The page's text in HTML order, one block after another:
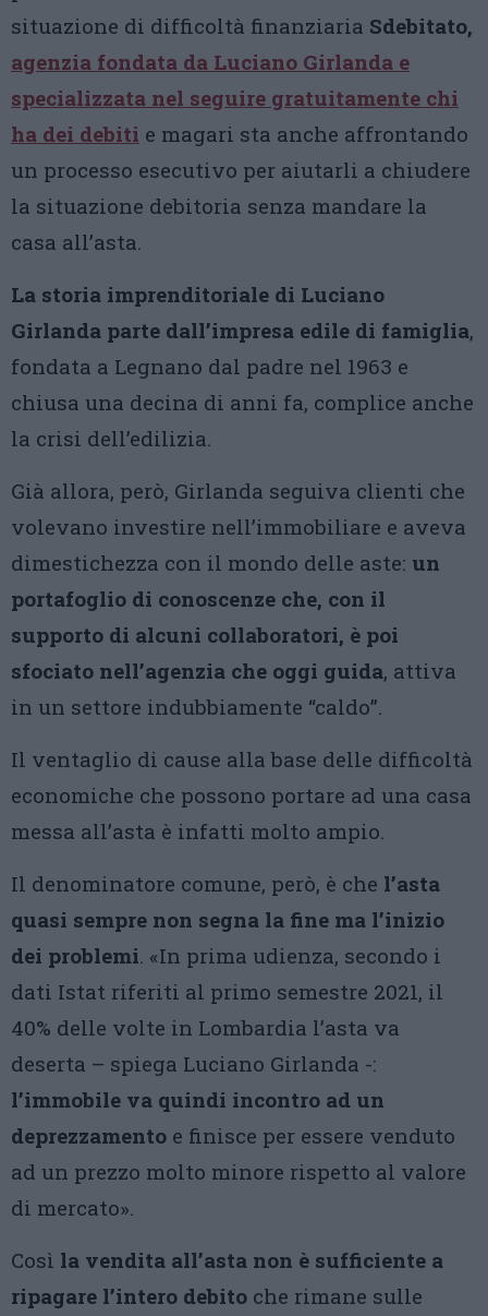
situazione di difficoltà finanziaria Sdebitato,
agenzia fondata da Luciano Girlanda e
specializzata nel seguire gratuitamente chi
ha dei debiti e magari sta anche affrontando
un processo esecutivo per aiutarli a chiudere
la situazione debitoria senza mandare la
casa all’asta.
La storia imprenditoriale di Luciano
Girlanda parte dall’impresa edile di famiglia,
fondata a Legnano dal padre nel 1963 e
chiusa una decina di anni fa, complice anche
la crisi dell’edilizia.
Già allora, però, Girlanda seguiva clienti che
volevano investire nell’immobiliare e aveva
dimestichezza con il mondo delle aste: un
portafoglio di conoscenze che, con il
supporto di alcuni collaboratori, è poi
sfociato nell’agenzia che oggi guida, attiva
in un settore indubbiamente “caldo”.
Il ventaglio di cause alla base delle difficoltà
economiche che possono portare ad una casa
messa all’asta è infatti molto ampio.
Il denominatore comune, però, è che l’asta
quasi sempre non segna la fine ma l’inizio
dei problemi. «In prima udienza, secondo i
dati Istat riferiti al primo semestre 2021, il
40% delle volte in Lombardia l’asta va
deserta – spiega Luciano Girlanda -:
l’immobile va quindi incontro ad un
deprezzamento e finisce per essere venduto
ad un prezzo molto minore rispetto al valore
di mercato».
Così la vendita all’asta non è sufficiente a
ripagare l’intero debito che rimane sulle